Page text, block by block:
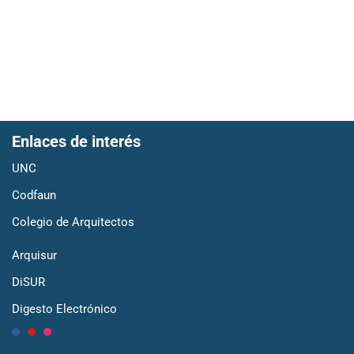
Enlaces de interés
UNC
Codfaun
Colegio de Arquitectos
Arquisur
DiSUR
Digesto Electrónico